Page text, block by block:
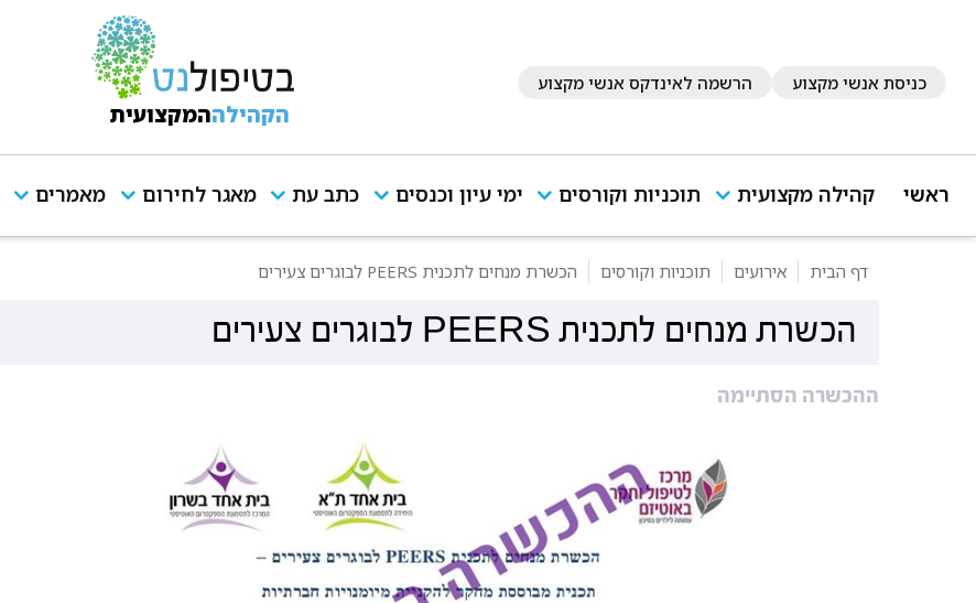
כניסת אנשי מקצוע הרשמה לאינדקס אנשי מקצוע
הקהילההמקצועית
ראשי קהילה מקצועית תוכניות וקורסים ימי עיון וכנסים כתב עת מאגר לחירום מאמרים
דף הבית אירועים תוכניות וקורסים הכשרת מנחים לתכנית PEERS לבוגרים צעירים
הכשרת מנחים לתכנית PEERS לבוגרים צעירים
ההכשרה הסתיימה